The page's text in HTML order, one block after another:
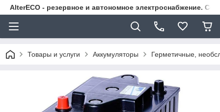
AlterECO - резервное и автономное электроснабжение.
Товары и услуги Аккумуляторы Герметичные,